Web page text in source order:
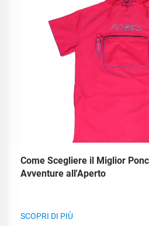
Come Scegliere il Miglior
Avventure all'Aperto
SCOPRI DI PIÙ